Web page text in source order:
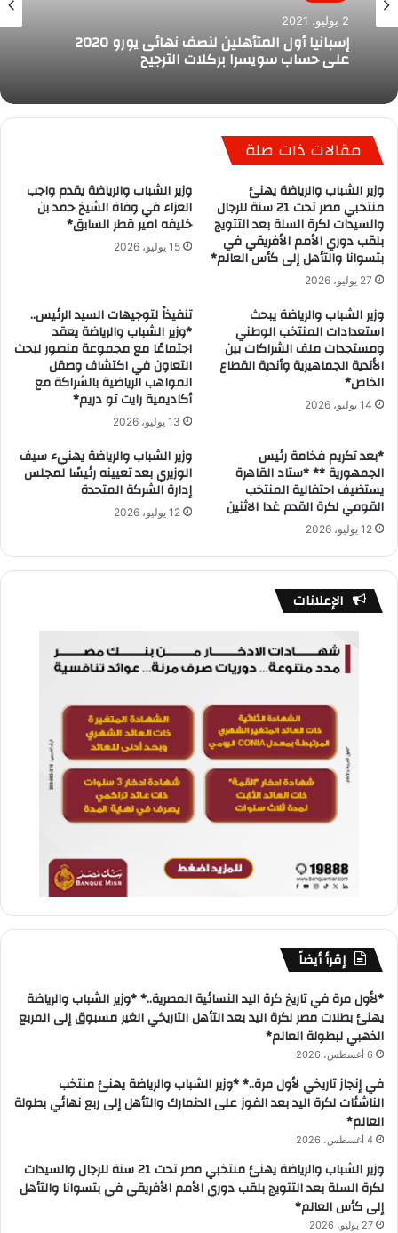
رياضة
17 يناير، 2022
وزير الشباب والرياضة يشهد تدشين الأكاديمية
الإفريقية للطب الرياضي بمصر
مقالات ذات صلة
وزير الشباب والرياضة يهنئ
منتخبي مصر تحت 21 سنة للرجال
والسيدات لكرة السلة بعد التتويج
بلقب دوري الأمم الأفريقي في
بتسوانا والتأهل إلى كأس العالم*
27 يوليو، 2026
وزير الشباب والرياضة يقدم واجب
العزاء في وفاة الشيخ حمد بن
خليفه امير قطر السابق*
15 يوليو، 2026
وزير الشباب والرياضة يبحث
استعدادات المنتخب الوطني
ومستجدات ملف الشراكات بين
الأندية الجماهيرية وأندية القطاع
الخاص*
14 يوليو، 2026
تنفيذاً لتوجيهات السيد الرئيس..
*وزير الشباب والرياضة يعقد
اجتماعًا مع مجموعة منصور لبحث
التعاون في اكتشاف وصقل
المواهب الرياضية بالشراكة مع
أكاديمية رايت تو دريم*
13 يوليو، 2026
*بعد تكريم فخامة رئيس
الجمهورية ** *ستاد القاهرة
يستضيف احتفالية المنتخب
القومي لكرة القدم غدا الاثنين
12 يوليو، 2026
وزير الشباب والرياضة يهنيء سيف
الوزيري بعد تعيينه رئيسًا لمجلس
إدارة الشركة المتحدة
12 يوليو، 2026
الإعلانات
إقرأ أيضاً
*لأول مرة في تاريخ كرة اليد النسائية المصرية..* *وزير الشباب والرياضة
يهنئ بطلات مصر لكرة اليد بعد التأهل التاريخي الغير مسبوق إلى المربع
الذهبي لبطولة العالم*
6 أغسطس، 2026
في إنجاز تاريخي لأول مرة..* *وزير الشباب والرياضة يهنئ منتخب
الناشئات لكرة اليد بعد الفوز على الدنمارك والتأهل إلى ربع نهائي بطولة
العالم*
4 أغسطس، 2026
وزير الشباب والرياضة يهنئ منتخبي مصر تحت 21 سنة للرجال والسيدات
لكرة السلة بعد التتويج بلقب دوري الأمم الأفريقي في بتسوانا والتأهل
إلى كأس العالم*
27 يوليو، 2026